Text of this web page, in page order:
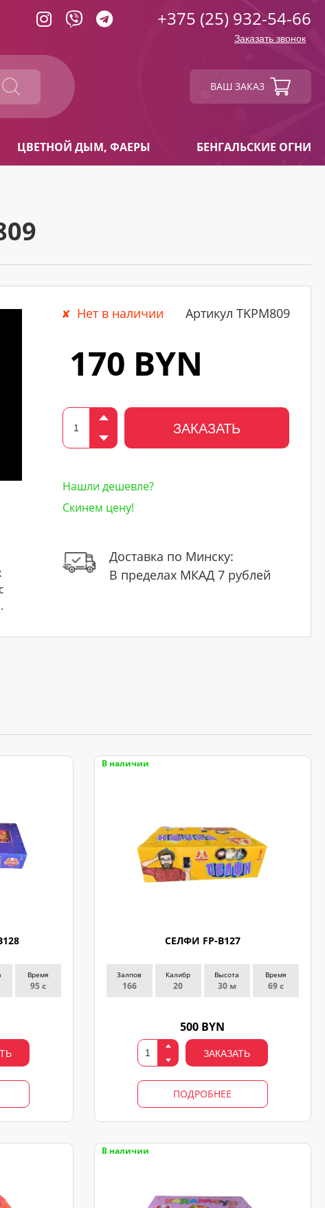
+375 (25) 932-54-66
Заказать звонок
ВАШ ЗАКАЗ
ЦВЕТНОЙ ДЫМ, ФАЕРЫ БЕНГАЛЬСКИЕ ОГНИ
Нет в наличии Артикул TKPM809
170 BYN
ЗАКАЗАТЬ
Нашли дешевле?
Скинем цену!
Доставка по Минску:
В пределах МКАД 7 рублей
Время
95 с
В наличии
СЕЛФИ FP-B127
Залпов
166
Калибр
20
Высота
30 м
Время
69 с
500 BYN
ЗАКАЗАТЬ
ПОДРОБНЕЕ
В наличии